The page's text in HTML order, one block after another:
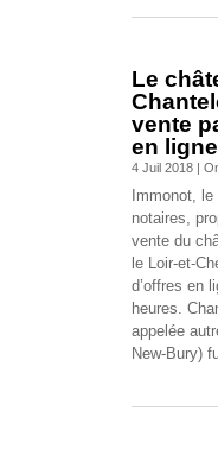
Le
vente
en
4 Juil 2018|
Immonot,
notaires,
vente du
le Loir-et-
d’offres en
heures.
appelée
New-Bury)